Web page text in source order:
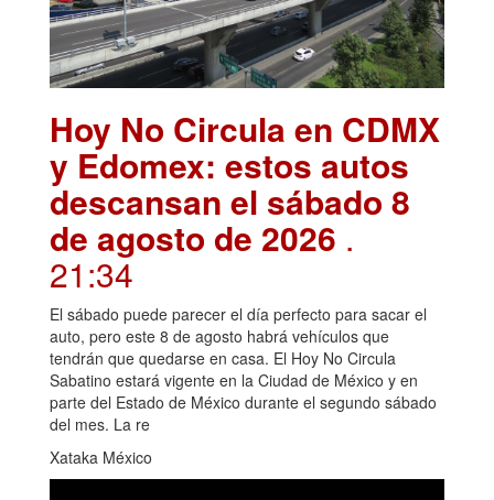
Hoy No Circula en CDMX
y Edomex: estos autos
descansan el sábado 8
de agosto de 2026 .
21:34
El sábado puede parecer el día perfecto para sacar el
auto, pero este 8 de agosto habrá vehículos que
tendrán que quedarse en casa. El Hoy No Circula
Sabatino estará vigente en la Ciudad de México y en
parte del Estado de México durante el segundo sábado
del mes. La re
Xataka México